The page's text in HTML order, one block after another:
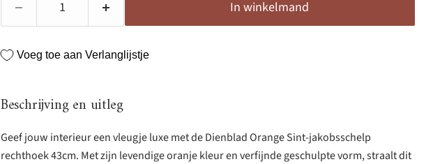
In winkelmand
Voeg toe aan Verlanglijstje
Beschrijving en uitleg
Geef jouw interieur een vleugje luxe met de Dienblad Orange Sint-jakobsschelp
rechthoek 43cm. Met zijn levendige oranje kleur en verfijnde geschulpte vorm, straalt dit